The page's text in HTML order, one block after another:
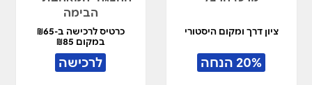
ציון דרך ומקום היסטורי
20% הנחה
הבימה
כרטיס לרכישה ב-₪65
במקום ₪85
לרכישה